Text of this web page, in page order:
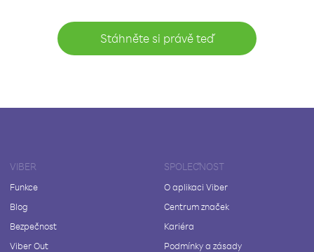
Stáhněte si právě teď
VIBER
Funkce
Blog
Bezpečnost
Viber Out
SPOLEČNOST
O aplikaci Viber
Centrum značek
Kariéra
Podmínky a zásady